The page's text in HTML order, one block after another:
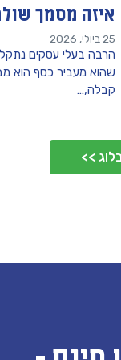
איזה מסמך
25 ביולי, 2026
הרבה בעלי עסקים
שהוא מעביר כסף הוא
קבלה,…
>>